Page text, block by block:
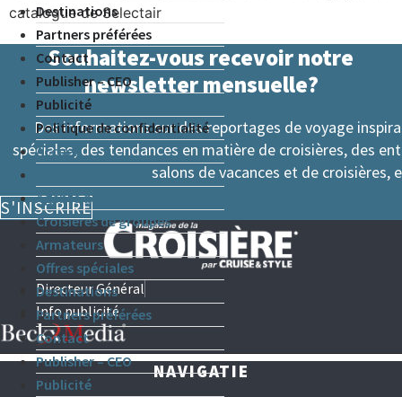
Destinations
Partners préférées
Contact
Publisher – CEO
Publicité
Politique de confidentialité
Accueil
Agents de croisières
Croisières de groupes
Armateurs
Offres spéciales
Destinations
Partners préférées
Contact
Publisher – CEO
Publicité
catalogue de Selectair
Souhaitez-vous recevoir notre
newsletter mensuelle?
Des informations sur des reportages de voyage
spéciales, des tendances en matière de croisières, des
salons de vacances et de croisières,
S'INSCRIRE
Directeur Général
Info publicité
NAVIGATIE